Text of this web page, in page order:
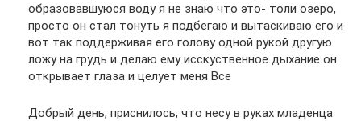
образовавшуюся воду я не знаю что это- толи озеро,
просто он стал тонуть я подбегаю и вытаскиваю его и
вот так поддерживая его голову одной рукой другую
ложу на грудь и делаю ему исскуственное дыхание он
открывает глаза и целует меня Все
Добрый день, приснилось, что несу в руках младенца